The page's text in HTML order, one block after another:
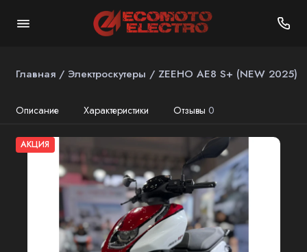
Главная Электроскутеры ZEEHO AE8 S+ (NEW 2025)
Описание Характеристики Отзывы 0
АКЦИЯ